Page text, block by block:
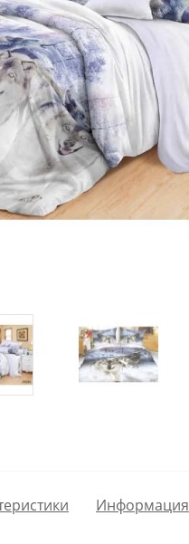
Информация